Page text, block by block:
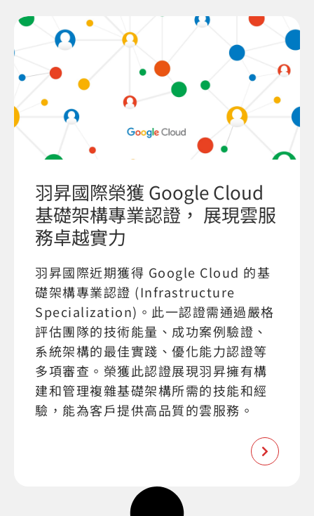
羽昇國際榮獲 Google Cloud
基礎架構專業認證， 展現雲服
務卓越實力
羽昇國際近期獲得 Google Cloud 的基
礎架構專業認證 (Infrastructure
Specialization)。此一認證需通過嚴格
評估團隊的技術能量、成功案例驗證、
系統架構的最佳實踐、優化能力認證等
多項審查。榮獲此認證展現羽昇擁有構
建和管理複雜基礎架構所需的技能和經
驗，能為客戶提供高品質的雲服務。